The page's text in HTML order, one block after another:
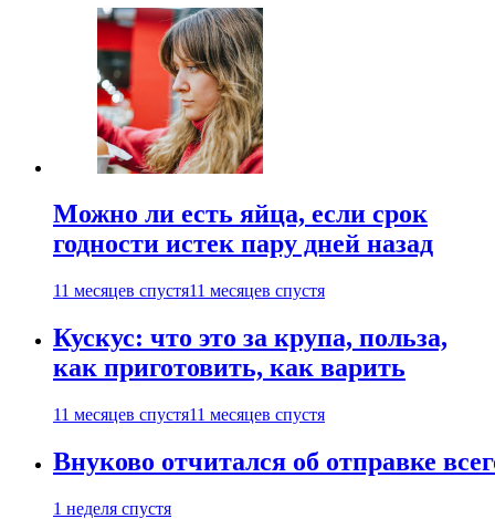
Можно ли есть яйца, если срок
годности истек пару дней назад
11 месяцев спустя11 месяцев спустя
Кускус: что это за крупа, польза,
как приготовить, как варить
11 месяцев спустя11 месяцев спустя
Внуково отчитался об отправке
1 неделя спустя